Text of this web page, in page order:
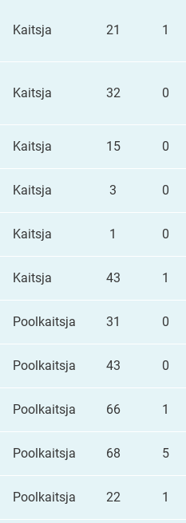
Kaitsja 21 1
Kaitsja 32 0
Kaitsja 15 0
Kaitsja 3 0
Kaitsja 1 0
Kaitsja 43 1
Poolkaitsja 31 0
Poolkaitsja 43 0
Poolkaitsja 66 1
Poolkaitsja 68 5
Poolkaitsja 22 1